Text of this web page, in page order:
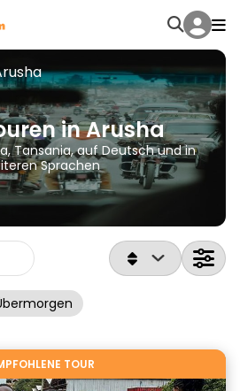
in Arusha
Tansania, auf Deutsch und in
Sprachen
TOUR